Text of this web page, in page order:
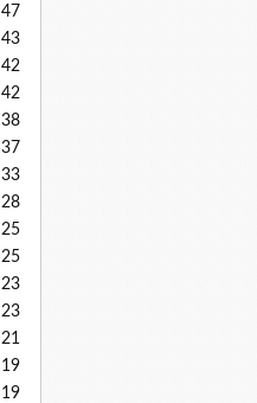
47
43
42
42
38
37
33
28
25
25
23
23
21
19
19